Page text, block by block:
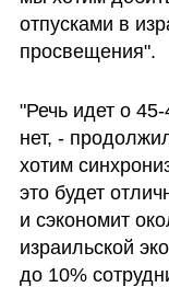
отпусками в
просвещения".
"Речь идет о
нет, -
хотим
это будет
и сэкономит
израильской
до 10%